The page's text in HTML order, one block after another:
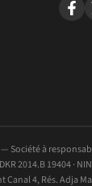
Société à
2014.B 19404 ·
4, Rés. Adja